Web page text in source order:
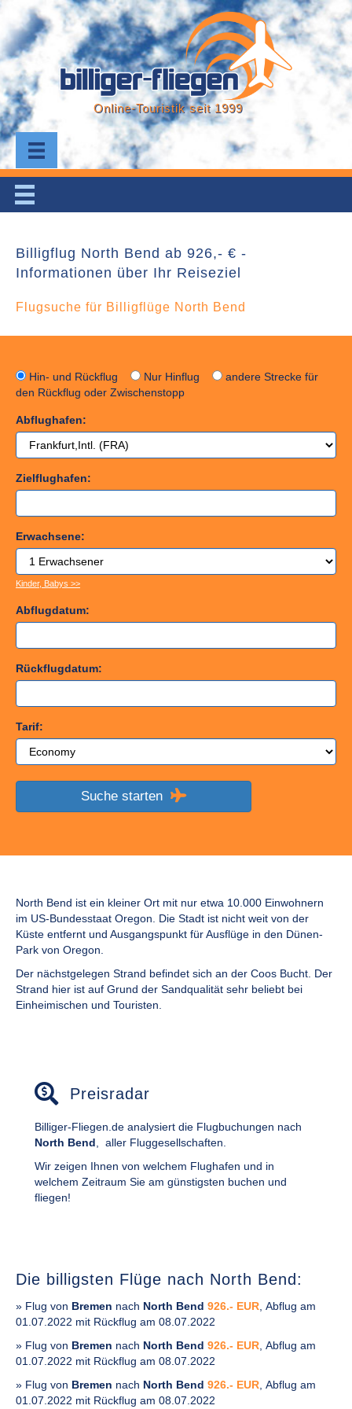
Online-Touristik seit 1999
Billigflug North Bend ab 926,- € -
Informationen über Ihr Reiseziel
Flugsuche für Billigflüge North Bend
Hin- und Rückflug Nur Hinflug
andere Strecke für
den Rückflug oder Zwischenstopp
Abflughafen:
Zielflughafen:
Erwachsene:
Kinder, Babys >>
Abflugdatum:
Rückflugdatum:
Tarif:
North Bend ist ein kleiner Ort mit nur etwa 10.000 Einwohnern
im US-Bundesstaat Oregon. Die Stadt ist nicht weit von der
Küste entfernt und Ausgangspunkt für Ausflüge in den Dünen-
Park von Oregon.
Der nächstgelegen Strand befindet sich an der Coos Bucht. Der
Strand hier ist auf Grund der Sandqualität sehr beliebt bei
Einheimischen und Touristen.
Preisradar
Billiger-Fliegen.de analysiert die Flugbuchungen nach
North Bend
aller Fluggesellschaften.
Wir zeigen Ihnen von welchem Flughafen und in
welchem Zeitraum Sie am günstigsten buchen und
fliegen!
Die billigsten Flüge nach North Bend:
» Flug von Bremen nach North Bend 926.- EUR , Abflug am
01.07.2022 mit Rückflug am 08.07.2022
» Flug von Bremen nach North Bend 926.- EUR , Abflug am
01.07.2022 mit Rückflug am 08.07.2022
» Flug von Bremen nach North Bend 926.- EUR , Abflug am
01.07.2022 mit Rückflug am 08.07.2022